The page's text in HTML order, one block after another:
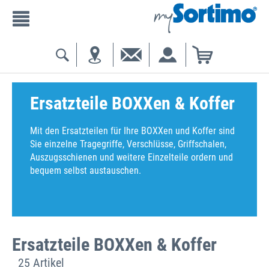
Ersatzteile BOXXen & Koffer
Mit den Ersatzteilen für Ihre BOXXen und Koffer sind
Sie einzelne Tragegriffe, Verschlüsse, Griffschalen,
Auszugsschienen und weitere Einzelteile ordern und
bequem selbst austauschen.
Ersatzteile BOXXen & Koffer
25 Artikel